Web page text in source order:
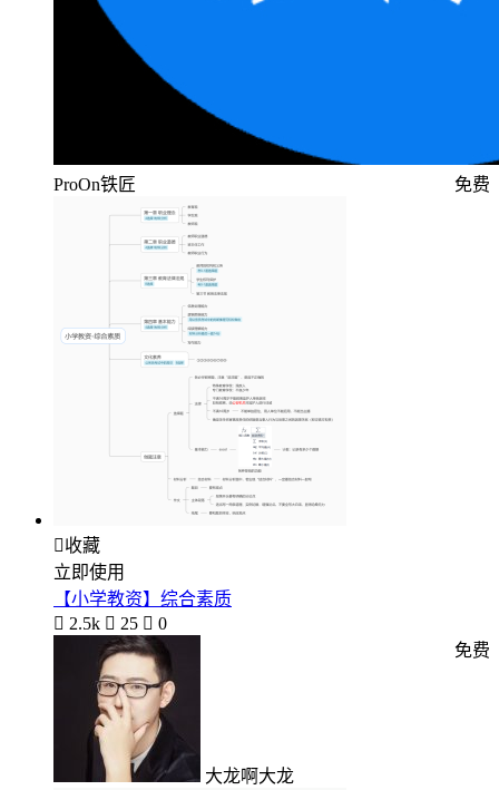
ProOn铁匠 免费
收藏
立即使用
【小学教资】综合素质
 2.5k  25  0
大龙啊大龙
免费